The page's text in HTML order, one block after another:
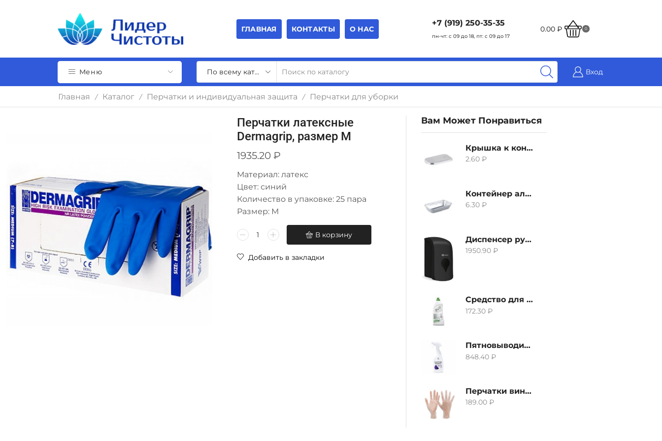
ГЛАВНАЯ КОНТАКТЫ О НАС
+7 (919) 250-35-35
пн-чт: с 09 до 18, пт: с 09 до 17
0.00 ₽ 0
Меню Вход
Главная / Каталог / Перчатки и индивидуальная защита / Перчатки для уборки
Перчатки латексные
Dermagrip, размер M
1935.20 ₽
Материал: латекс
Цвет: синий
Количество в упаковке: 25 пара
Размер: M
В корзину
Добавить в закладки
Вам Может Понравиться
Крышка к контейнеру алюминиевого 380мл
2.60₽
Контейнер алюминиевый 380мл
6.30₽
Диспенсер ручной для жидкого мыла Grass IT-0638, черный
1950.90₽
Средство для удаления извести и ржавчины Grass Gloss-Gel, 500мл
172.30₽
Пятновыводитель Grass Hard Stain Remover, 600мл
848.40₽
Перчатки виниловые неопудренные CTP-BS, размер S
189.00₽